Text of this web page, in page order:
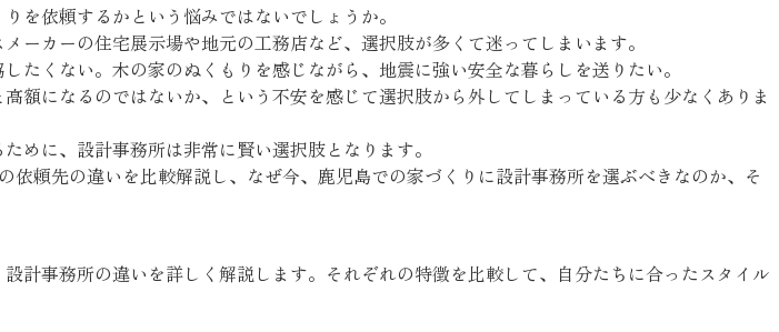
を依頼するかという悩みではないでしょうか。
カーの住宅展示場や地元の工務店など、選択肢が多くて迷ってしまいます。
たくない。木の家のぬくもりを感じながら、地震に強い安全な暮らしを送りたい。
になるのではないか、という不安を感じて選択肢から外してしまっている方も少なくありま
めに、設計事務所は非常に賢い選択肢となります。
頼先の違いを比較解説し、なぜ今、鹿児島での家づくりに設計事務所を選ぶべきなのか、そ
計事務所の違いを詳しく解説します。それぞれの特徴を比較して、自分たちに合ったスタイル